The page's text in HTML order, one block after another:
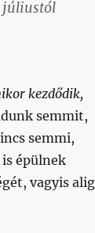
júliustól
kezdődik,
semmit,
semmi,
épülnek
vagyis alig